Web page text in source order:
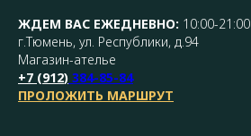
ЖДЕМ ВАС ЕЖЕДНЕВНО: 10:00-21:00
г.Тюмень, ул. Республики, д.94
Магазин-ателье
+7 (912) 384-85-84
ПРОЛОЖИТЬ МАРШРУТ